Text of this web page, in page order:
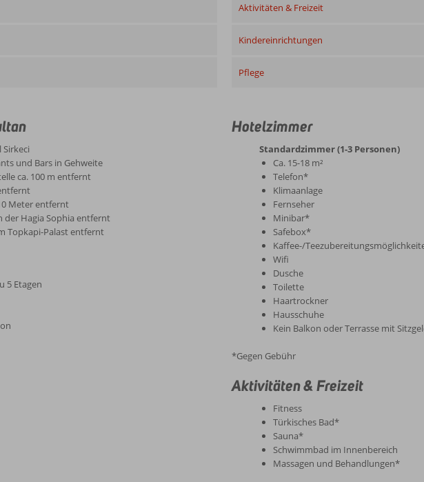
Aktivitäten & Freizeit
Kindereinrichtungen
Pflege
und Bars in Gehweite
ca. 100 m entfernt
Meter entfernt
der Hagia Sophia entfernt
Topkapi-Palast entfernt
5 Etagen
Hotelzimmer
Standardzimmer (1-3 Personen)
Ca. 15-18 m²
Telefon*
Klimaanlage
Fernseher
Minibar*
Safebox*
Kaffee-/
Wifi
Dusche
Toilette
Haartrockner
Hausschuhe
Kein Balkon oder Terrasse mit
*Gegen Gebühr
Aktivitäten & Freizeit
Fitness
Türkisches Bad*
Sauna*
Schwimmbad im Innenbereich
Massagen und Behandlungen*